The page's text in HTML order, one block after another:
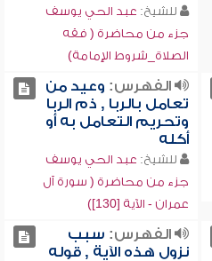
للشيخ: عبد الحي يوسف
جزء من محاضرة ( فقه
الصلاة_شروط الإمامة)
الفهرس: وعيد من
تعامل بالربا , ذم الربا
وتحريم التعامل به أو
أكله
للشيخ: عبد الحي يوسف
جزء من محاضرة ( سورة آل
عمران - الآية [130])
الفهرس: سبب
نزول هذه الآية , قوله